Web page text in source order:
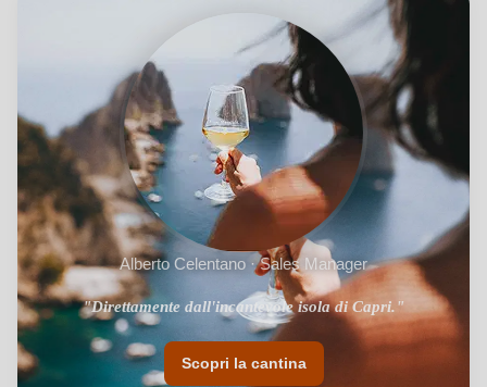
nella tradizione campana e uno sguardo sempre
innovativo, firma uno spumante dal carattere deciso ma
raffinato, ideale per celebrare ogni momento con stile.
Vedi dettagli del prodotto →
Alberto Celentano · Sales Manager
"Direttamente dall'incantevole isola di Capri."
Scopri la cantina